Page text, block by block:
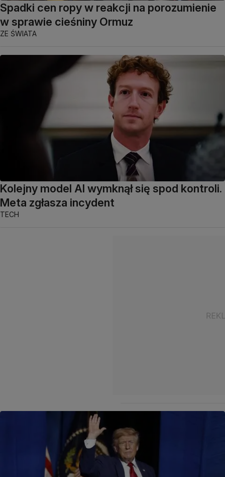
Spadki cen ropy w reakcji na porozumienie
w sprawie cieśniny Ormuz
ZE ŚWIATA
Kolejny model AI wymknął się spod kontroli.
Meta zgłasza incydent
TECH